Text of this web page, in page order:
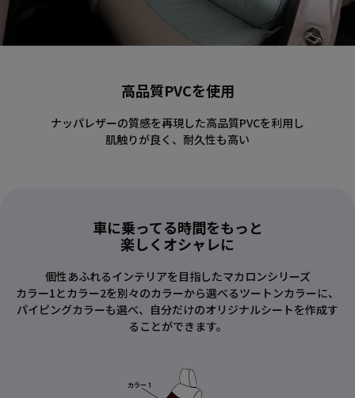
高品質PVCを使用
ナッパレザーの質感を再現した高品質PVCを利用し
肌触りが良く、耐久性も高い
車に乗ってる時間をもっと
楽しくオシャレに
個性あふれるインテリアを目指したマカロンシリーズ
カラー1とカラー2を別々のカラーから選べるツートンカラーに、
パイピングカラーも選べ、自分だけのオリジナルシートを作成す
ることができます。